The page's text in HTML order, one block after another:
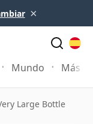
×
Mundo Más
Large Bottle